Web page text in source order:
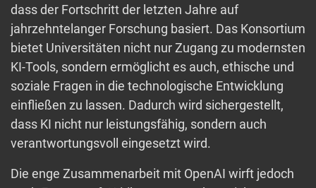
dass der Fortschritt der letzten Jahre auf
jahrzehntelanger Forschung basiert. Das Konsortium
bietet Universitäten nicht nur Zugang zu modernsten
KI-Tools, sondern ermöglicht es auch, ethische und
soziale Fragen in die technologische Entwicklung
einfließen zu lassen. Dadurch wird sichergestellt,
dass KI nicht nur leistungsfähig, sondern auch
verantwortungsvoll eingesetzt wird.
Die enge Zusammenarbeit mit OpenAI wirft jedoch